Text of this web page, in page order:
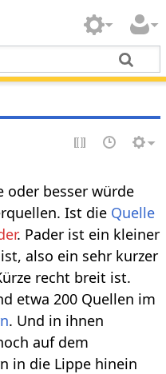
oder besser würde
Ist die Quelle
. Pader ist ein kleiner
also ein sehr kurzer
recht breit ist.
etwa 200 Quellen im
. Und in ihnen
auf dem
in die Lippe hinein